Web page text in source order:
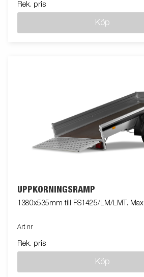
Rek. pris
Köp
UPPKÖRNINGSRAMP
1380x535mm till FS1425/LM/LMT.
Art nr
Rek. pris
Köp